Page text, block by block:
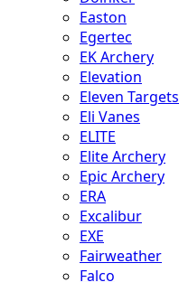
Easton
Egertec
EK Archery
Elevation
Eleven Targets
Eli Vanes
ELITE
Elite Archery
Epic Archery
ERA
Excalibur
EXE
Fairweather
Falco